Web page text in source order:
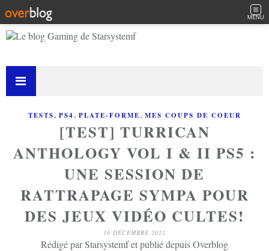
MENU
TESTS, PS4, PLATE-FORME, MES COUPS DE COEUR
[TEST] TURRICAN
ANTHOLOGY VOL I & II PS5 :
UNE SESSION DE
RATTRAPAGE SYMPA POUR
DES JEUX VIDÉO CULTES!
16 DÉCEMBRE 2022
Rédigé par Starsystemf et publié depuis Overblog